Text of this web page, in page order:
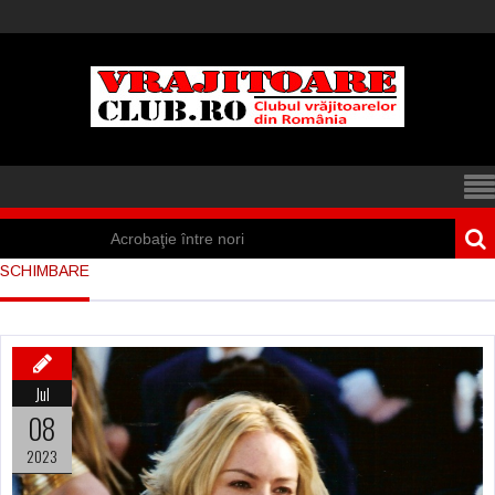
Acrobaţie între nori
Marea vânătoare
de vrăjitoare din
Suedia
Vrăjitoare
SCHIMBARE
Jul
08
2023